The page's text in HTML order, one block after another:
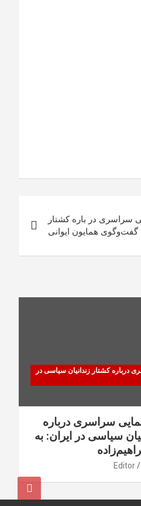
سراسری در باره کشتار
همایون ایوانی
درباره کشتار زندانیان سیاسی در
سراسری درباره
سیاسی در ایران: به
Editor